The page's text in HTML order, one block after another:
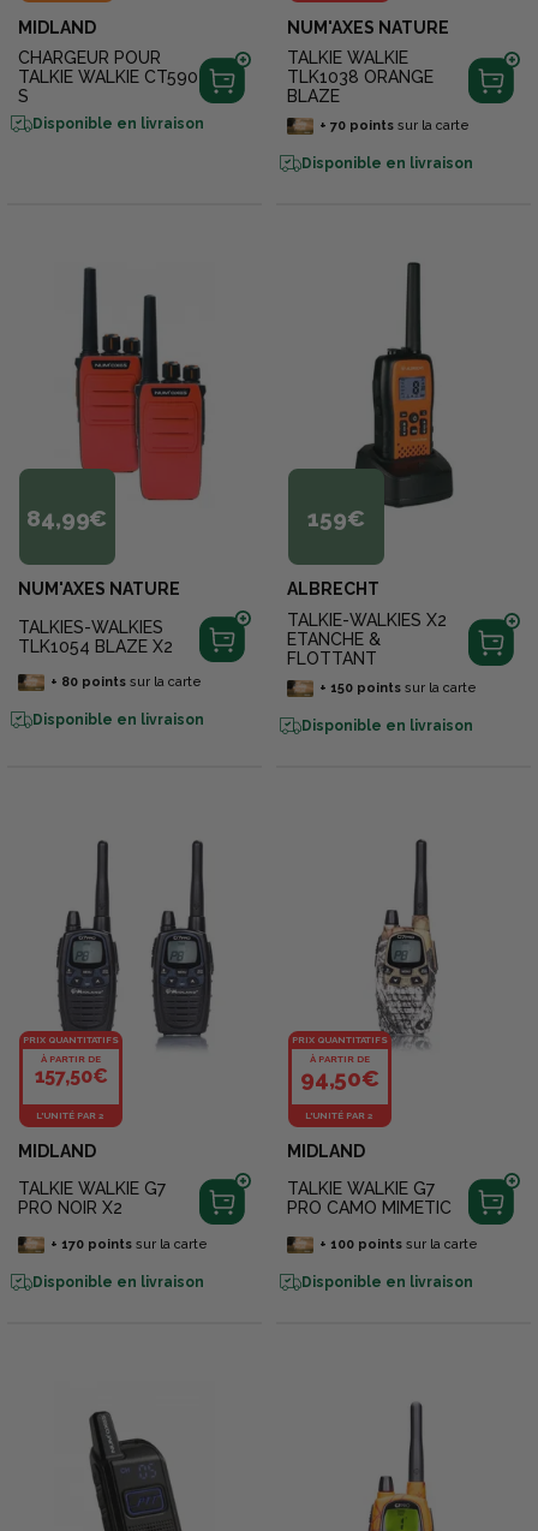
MIDLAND
CHARGEUR POUR
TALKIE WALKIE CT590
S
Disponible en livraison
NUM'AXES NATURE
TALKIE WALKIE
TLK1038 ORANGE
BLAZE
+ 70pointssur la carte
Disponible en livraison
84,99€
NUM'AXES NATURE
TALKIES-WALKIES
TLK1054 BLAZE X2
+ 80pointssur la carte
Disponible en livraison
159€
ALBRECHT
TALKIE-WALKIES X2
ETANCHE &
FLOTTANT
+ 150pointssur la carte
Disponible en livraison
PRIX QUANTITATIFS
À PARTIR DE
157,50€
L'UNITÉ PAR 2
MIDLAND
TALKIE WALKIE G7
PRO NOIR X2
+ 170pointssur la carte
Disponible en livraison
PRIX QUANTITATIFS
À PARTIR DE
94,50€
L'UNITÉ PAR 2
MIDLAND
TALKIE WALKIE G7
PRO CAMO MIMETIC
+ 100pointssur la carte
Disponible en livraison